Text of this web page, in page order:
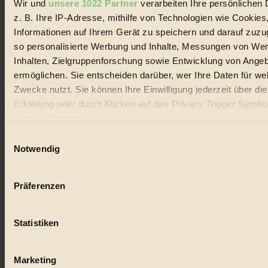
Wir und unsere 1022 Partner verarbeiten Ihre persönlichen
z. B. Ihre IP-Adresse, mithilfe von Technologien wie
Informationen auf Ihrem Gerät zu speichern und darauf
so personalisierte Werbung und Inhalte, Messungen von
Inhalten, Zielgruppenforschung sowie Entwicklung von
ermöglichen. Sie entscheiden darüber, wer Ihre Daten für
Zwecke nutzt. Sie können Ihre Einwilligung jederzeit über
Erklärung oder durch Klicken auf das Privacy Trigger
Wenn Sie es erlauben, würden wir auch gerne:
Ihr Gerät durch aktives Scannen nach bestimmten
Erfahren Sie mehr darüber, wie Ihre persönlichen Daten
Notwendig
Präferenzen
Statistiken
Marketing
Lebensmittel
Natur
kinderbuch
nachhaltig